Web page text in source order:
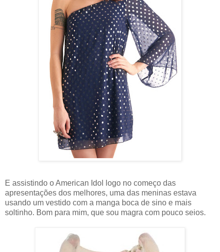
E assistindo o American Idol logo no começo das
apresentações dos melhores, uma das meninas estava
usando um vestido com a manga boca de sino e mais
soltinho. Bom para mim, que sou magra com pouco seios.